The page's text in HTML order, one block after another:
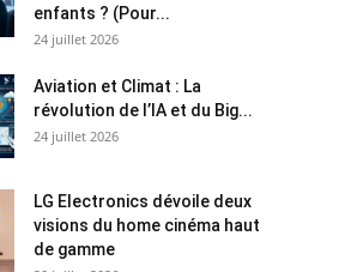
enfants ? (Pour...
24 juillet 2026
Aviation et Climat : La
révolution de l’IA et du Big...
24 juillet 2026
LG Electronics dévoile deux
visions du home cinéma haut
de gamme